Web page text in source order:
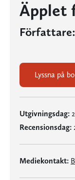
Äpplet
Författare:
Lyssna på
Utgivningsdag:
Recensionsdag:
Mediekontakt: